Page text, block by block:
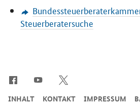
Steuerberatersuche
INHALT KONTAKT IMPRESSUM